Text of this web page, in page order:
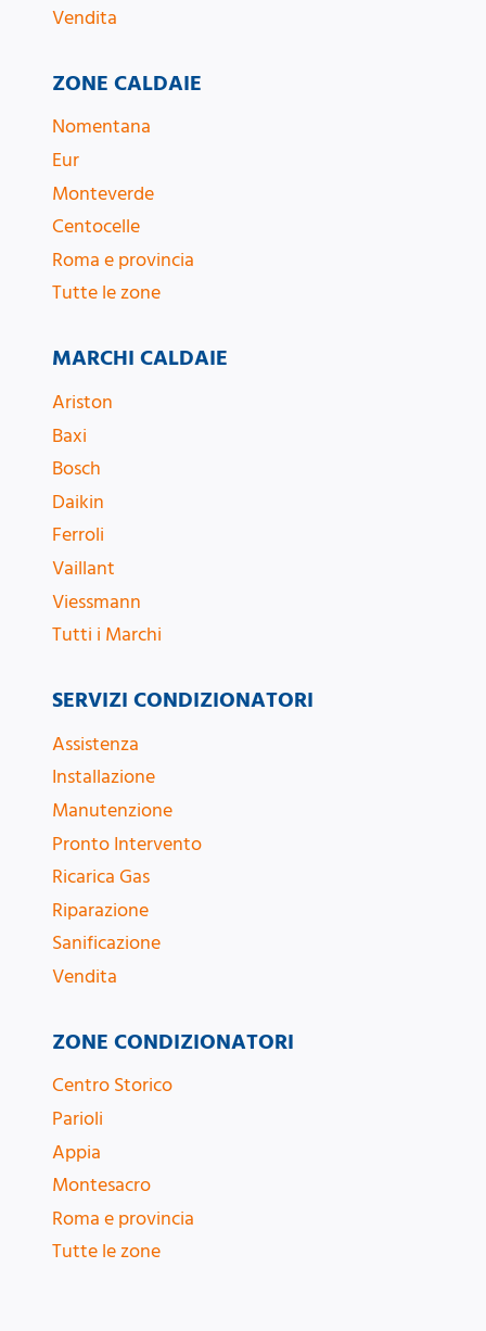
Vendita
ZONE CALDAIE
Nomentana
Eur
Monteverde
Centocelle
Roma e provincia
Tutte le zone
MARCHI CALDAIE
Ariston
Baxi
Bosch
Daikin
Ferroli
Vaillant
Viessmann
Tutti i Marchi
ZONE CONDIZIONATORI
Centro Storico
Parioli
Appia
Montesacro
Roma e provincia
Tutte le zone
SERVIZI CONDIZIONATORI
Assistenza
Installazione
Manutenzione
Pronto Intervento
Ricarica Gas
Riparazione
Sanificazione
Vendita